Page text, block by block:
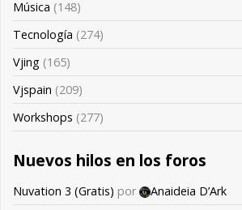
Música (148)
Tecnología (274)
Vjing (165)
Vjspain (209)
Workshops (277)
Nuevos hilos en los foros
Nuvation 3 (Gratis) por
Anaideia D’Ark